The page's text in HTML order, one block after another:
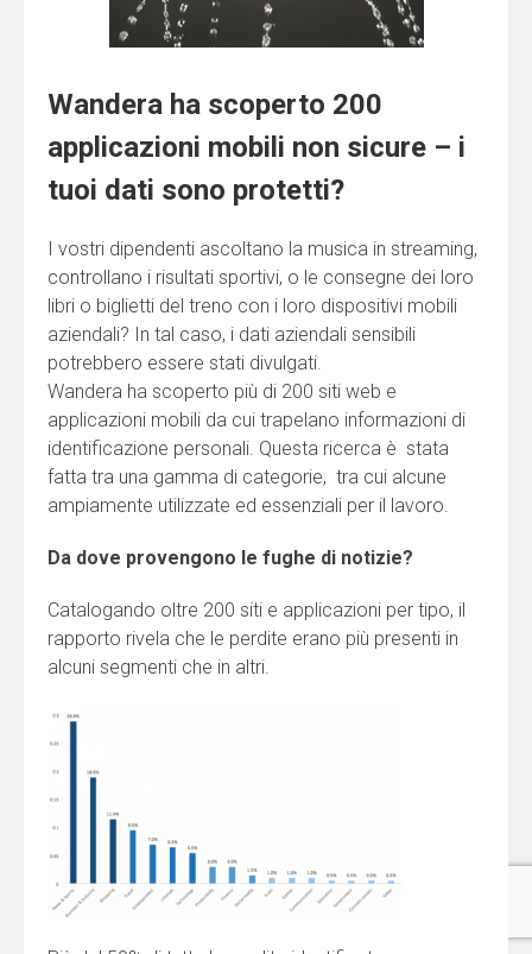
Wandera ha scoperto 200
applicazioni mobili non sicure – i
tuoi dati sono protetti?
I vostri dipendenti ascoltano la musica in streaming,
controllano i risultati sportivi, o le consegne dei loro
libri o biglietti del treno con i loro dispositivi mobili
aziendali? In tal caso, i dati aziendali sensibili
potrebbero essere stati divulgati.
Wandera ha scoperto più di 200 siti web e
applicazioni mobili da cui trapelano informazioni di
identificazione personali. Questa ricerca è stata
fatta tra una gamma di categorie, tra cui alcune
ampiamente utilizzate ed essenziali per il lavoro.
Da dove provengono le fughe di notizie?
Catalogando oltre 200 siti e applicazioni per tipo, il
rapporto rivela che le perdite erano più presenti in
alcuni segmenti che in altri.